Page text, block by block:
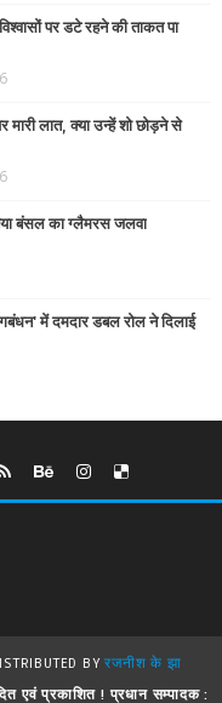
पर डटे रहने की ताकत पा
लात, क्या उन्हें शो छोड़ने से
बंसल का ग्लैमरस जलवा
में दमदार डबल रोल ने दिलाई
BYरजनीश के झा
एवं प्रकाशित ! प्रधान सम्पादक :